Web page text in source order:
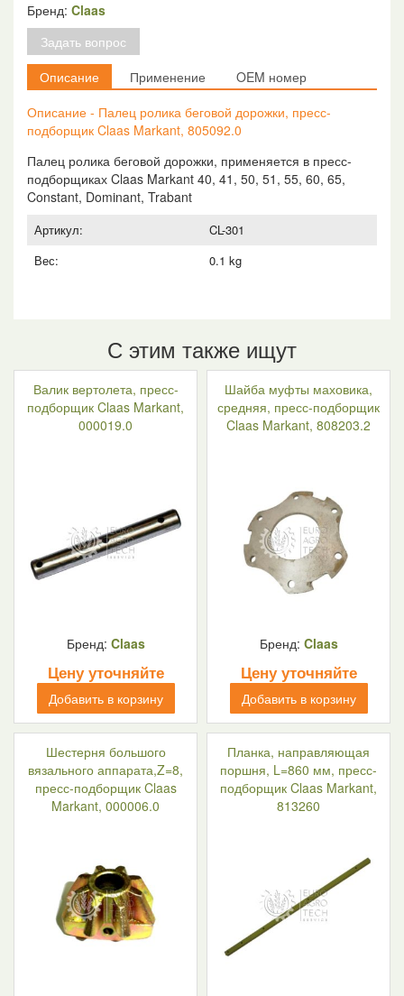
ролика
беговой
дорожки,
пресс-
подборщик
Markant,
805092.0
Бренд: Claas
Задать вопрос
Описание
Применение
OEM номер
Описание - Палец ролика беговой дорожки, пресс-
подборщик Claas Markant, 805092.0
Палец ролика беговой дорожки, применяется в пресс-
подборщиках Claas Markant 40, 41, 50, 51, 55, 60, 65,
Constant, Dominant, Trabant
Артикул:
CL-301
Вес:
0.1 kg
С этим также ищут
Валик вертолета, пресс-
подборщик Claas Markant,
000019.0
Бренд: Claas
Цену уточняйте
Добавить в корзину
Шайба муфты маховика,
средняя, пресс-подборщик
Claas Markant, 808203.2
Бренд: Claas
Цену уточняйте
Добавить в корзину
Шестерня большого
вязального аппарата,Z=8,
пресс-подборщик Claas
Markant, 000006.0
Планка, направляющая
поршня, L=860 мм, пресс-
подборщик Claas Markant,
813260